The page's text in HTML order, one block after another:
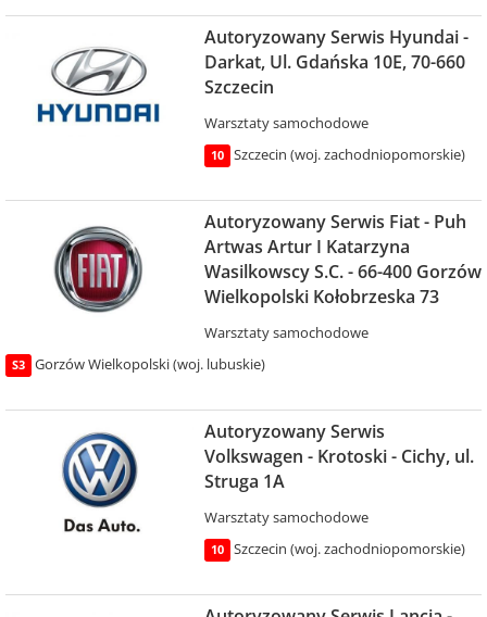
Autoryzowany Serwis Hyundai -
Darkat, Ul. Gdańska 10E, 70-660
Szczecin
Warsztaty samochodowe
10 Szczecin (woj. zachodniopomorskie)
Autoryzowany Serwis Fiat - Puh
Artwas Artur I Katarzyna
Wasilkowscy S.C. - 66-400 Gorzów
Wielkopolski Kołobrzeska 73
Warsztaty samochodowe
S3 Gorzów Wielkopolski (woj. lubuskie)
Autoryzowany Serwis
Volkswagen - Krotoski - Cichy, ul.
Struga 1A
Warsztaty samochodowe
10 Szczecin (woj. zachodniopomorskie)